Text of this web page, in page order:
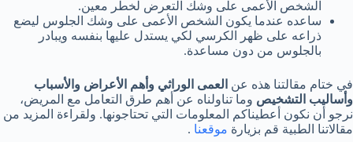
الشخص الأعمى على وشك التعرض لخطر معين.
ساعده عندما يكون الشخص الأعمى على وشك الجلوس ليضع
ذراعه على ظهر الكرسي لكي يستدل عليها بنفسه ويبادر
بالجلوس من دون مساعدة.
في ختام مقالتنا هذه عن العمى الوراثي وأهم الأعراض والأسباب
وأساليب التشخيص وما تناولناه عن أهم طرق التعامل مع المريض،
نرجو أن نكون أعطيناكم المعلومات التي تحتاجونها. ولقراءة المزيد من
مقالاتنا الطبية قم بزيارة موقعنا .